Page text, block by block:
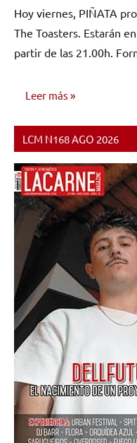
comentarios
Hoy viernes, PIÑATA
The Toasters. Estarán
partir de las 21.00h.
Leer más
NOTICIAS
LCM N168 AGO 2026